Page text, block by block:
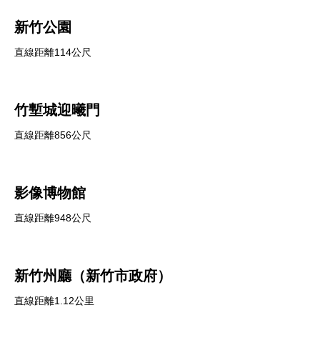
新竹公園
直線距離114公尺
竹塹城迎曦門
直線距離856公尺
影像博物館
直線距離948公尺
新竹州廳（新竹市政府）
直線距離1.12公里